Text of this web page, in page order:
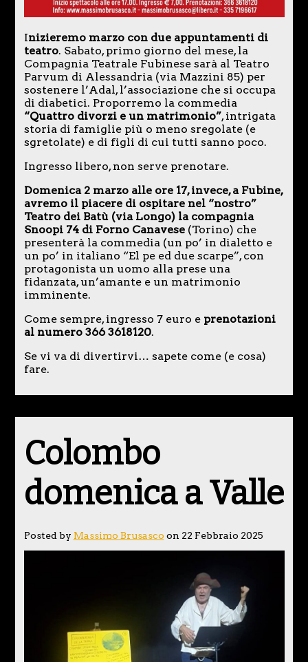
Inizieremo marzo con due appuntamenti di
teatro. Sabato, primo giorno del mese, la
Compagnia Teatrale Fubinese sarà al Teatro
Parvum di Alessandria (via Mazzini 85) per
sostenere l’Adal, l’associazione che si occupa
di diabetici. Proporremo la commedia
“Quattro divorzi e un matrimonio”, intrigata
storia di famiglie più o meno sregolate (e
sgretolate) e di figli di cui tutti sanno poco.
Ingresso libero, non serve prenotare.
Domenica 2 marzo alle ore 17, invece, a Fubine,
avremo il piacere di ospitare nel “nostro”
Teatro dei Batù (via Longo) la compagnia
Snoopi 74 di Forno Canavese(Torino) che
presenterà la commedia (un po’ in dialetto e
un po’ in italiano “El pe ed due scarpe”, con
protagonista un uomo alla prese una
fidanzata, un’amante e un matrimonio
imminente.
Come sempre, ingresso 7 euro e prenotazioni
al numero 366 3618120.
Se vi va di divertirvi… sapete come (e cosa)
fare.
Colombo
domenica a Valle
Posted by Massimo Brusasco on 22 Febbraio 2025